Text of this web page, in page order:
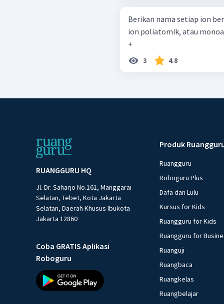
Berikan nama setiap ion
ion poliatomik, atau monoatomik. Na + OH − SO 4 2 − ​ S
+
3 4.8
RUANGGURU HQ
Jl. Dr. Saharjo No.161, Manggarai
Selatan, Tebet, Kota Jakarta
Selatan, Daerah Khusus Ibukota
Jakarta 12860
Coba GRATIS Aplikasi
Roboguru
Produk
Ruangguru
Roboguru Plus
Dafa dan Lulu
Kursus for Kids
Ruangguru for Kids
Ruangguru for
Ruanguji
Ruangbaca
Ruangkelas
Ruangbelajar